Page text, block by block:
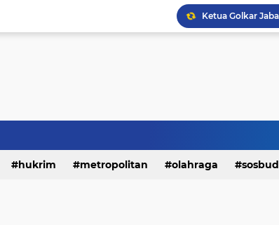
hukrim metropolitan olahraga sosbud